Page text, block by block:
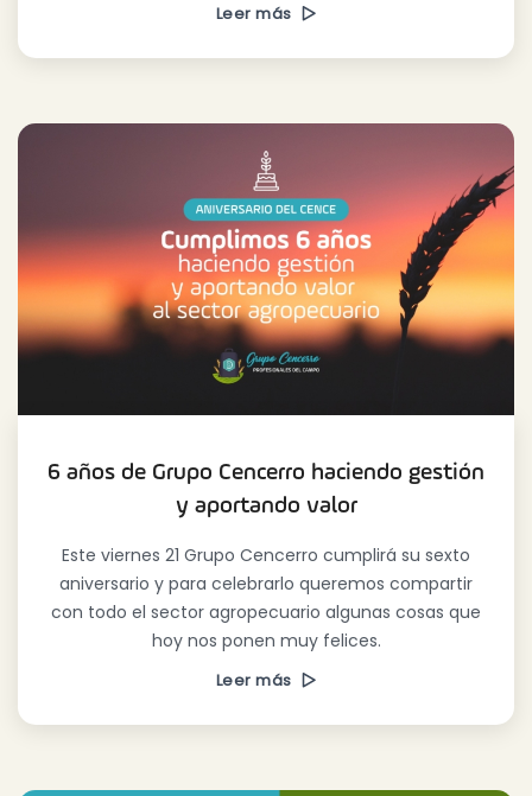
Leer más
6 años de Grupo Cencerro haciendo gestión
y aportando valor
Este viernes 21 Grupo Cencerro cumplirá su sexto
aniversario y para celebrarlo queremos compartir
con todo el sector agropecuario algunas cosas que
hoy nos ponen muy felices.
Leer más